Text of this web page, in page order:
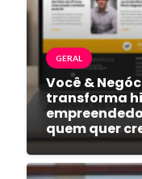
GERAL
Você &
transforma
quem quer